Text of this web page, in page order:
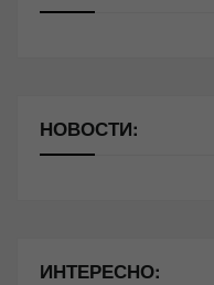
НОВОСТИ:
ИНТЕРЕСНО: